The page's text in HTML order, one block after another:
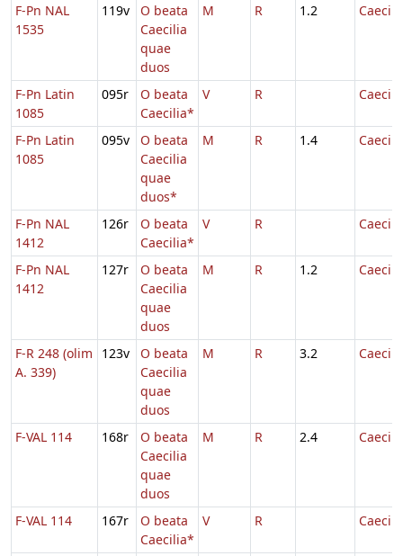
F-Pn NAL
1535
119v
O beata
Caecilia
quae
duos
M R 1.2
F-Pn Latin
1085
095r
O beata
Caecilia*
V R
F-Pn Latin
1085
095v
O beata
Caecilia
quae
duos*
M R 1.4
F-Pn NAL
1412
126r
O beata
Caecilia*
V R
F-Pn NAL
1412
127r
O beata
Caecilia
quae
duos
M R 1.2
F-R 248 (olim
A. 339)
123v
O beata
Caecilia
quae
duos
M R 3.2
F-VAL 114 168r
O beata
Caecilia
quae
duos
M R 2.4
F-VAL 114 167r
O beata
Caecilia*
V R